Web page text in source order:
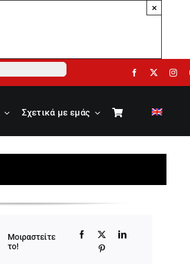
×
Σχετικά με εμάς
Μοιραστείτε
το!